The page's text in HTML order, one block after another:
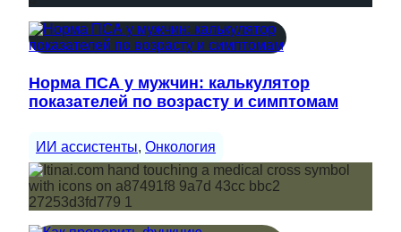
Норма ПСА у мужчин: калькулятор
показателей по возрасту и симптомам
ИИ ассистенты, Онкология